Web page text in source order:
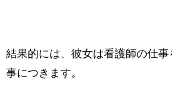
結果的には、彼女は看護師の仕
事につきます。